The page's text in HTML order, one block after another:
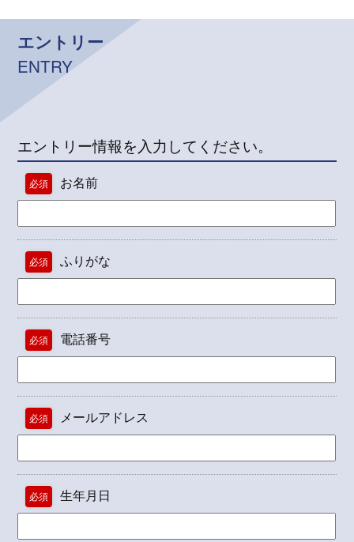
エントリー
ENTRY
エントリー情報を入力してください。
必須 お名前
必須 ふりがな
必須 電話番号
必須 メールアドレス
必須 生年月日